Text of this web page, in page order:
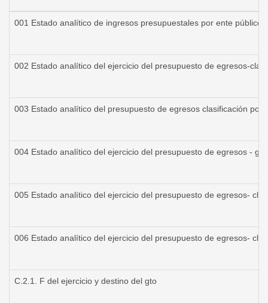
001 Estado analítico de ingresos presupuestales por ente público-
002 Estado analítico del ejercicio del presupuesto de egresos-clas
003 Estado analítico del presupuesto de egresos clasificación por
004 Estado analítico del ejercicio del presupuesto de egresos -
005 Estado analítico del ejercicio del presupuesto de egresos-
006 Estado analítico del ejercicio del presupuesto de egresos-
C.2.1. F del ejercicio y destino del gto